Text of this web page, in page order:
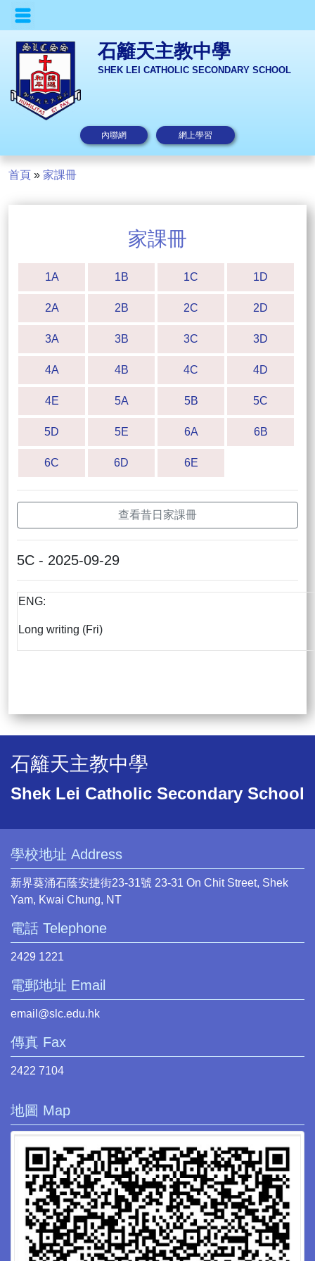
石籬天主教中學
SHEK LEI CATHOLIC SECONDARY SCHOOL
內聯網 網上學習
首頁 » 家課冊
家課冊
1A 1B 1C 1D
2A 2B 2C 2D
3A 3B 3C 3D
4A 4B 4C 4D
4E 5A 5B 5C
5D 5E 6A 6B
6C 6D 6E
查看昔日家課冊
5C - 2025-09-29
ENG:
Long writing (Fri)
石籬天主教中學
Shek Lei Catholic Secondary School
學校地址 Address
新界葵涌石蔭安捷街23-31號 23-31 On Chit Street, Shek
Yam, Kwai Chung, NT
電話 Telephone
2429 1221
電郵地址 Email
email@slc.edu.hk
傳真 Fax
2422 7104
地圖 Map